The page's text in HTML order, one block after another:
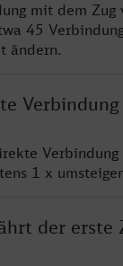
mit dem
45
ändern.
1 x
der erste